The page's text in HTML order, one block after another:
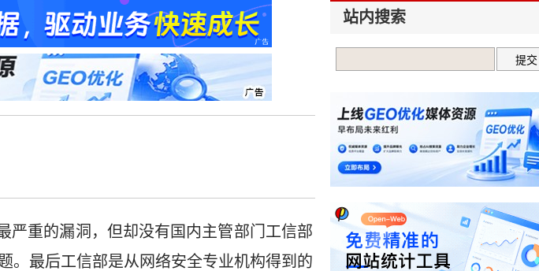
严重的漏洞，但却没有国内主管部门工信部
。最后工信部是从网络安全专业机构得到的
站内搜索